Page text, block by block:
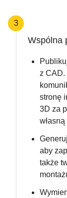
Wspólna
z CAD.
stronę
3D za
aby
także
3